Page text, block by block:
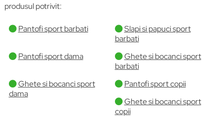
produsul potrivit:
Pantofi sport barbati
Slapi si papuci sport
barbati
Pantofi sport dama
Ghete si bocanci sport
barbati
Ghete si bocanci sport
dama
Pantofi sport copii
Ghete si bocanci sport
copii